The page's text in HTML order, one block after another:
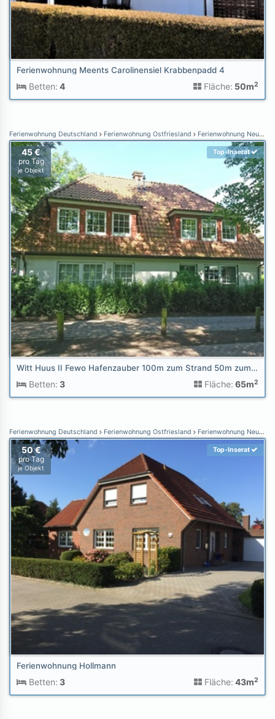
Ferienwohnung Meents Carolinensiel Krabbenpadd 4
Betten: 4 Fläche: 50m2
Ferienwohnung Deutschland Ferienwohnung Ostfriesland Ferienwohnung Neuharlingersiel
45 €
pro Tag
je Objekt
Top-Inserat
Witt Huus II Fewo Hafenzauber 100m zum Strand 50m zum Hafen
Betten: 3 Fläche: 65m2
Ferienwohnung Deutschland Ferienwohnung Ostfriesland Ferienwohnung Neuharlingersiel
50 €
pro Tag
je Objekt
Top-Inserat
Ferienwohnung Hollmann
Betten: 3 Fläche: 43m2